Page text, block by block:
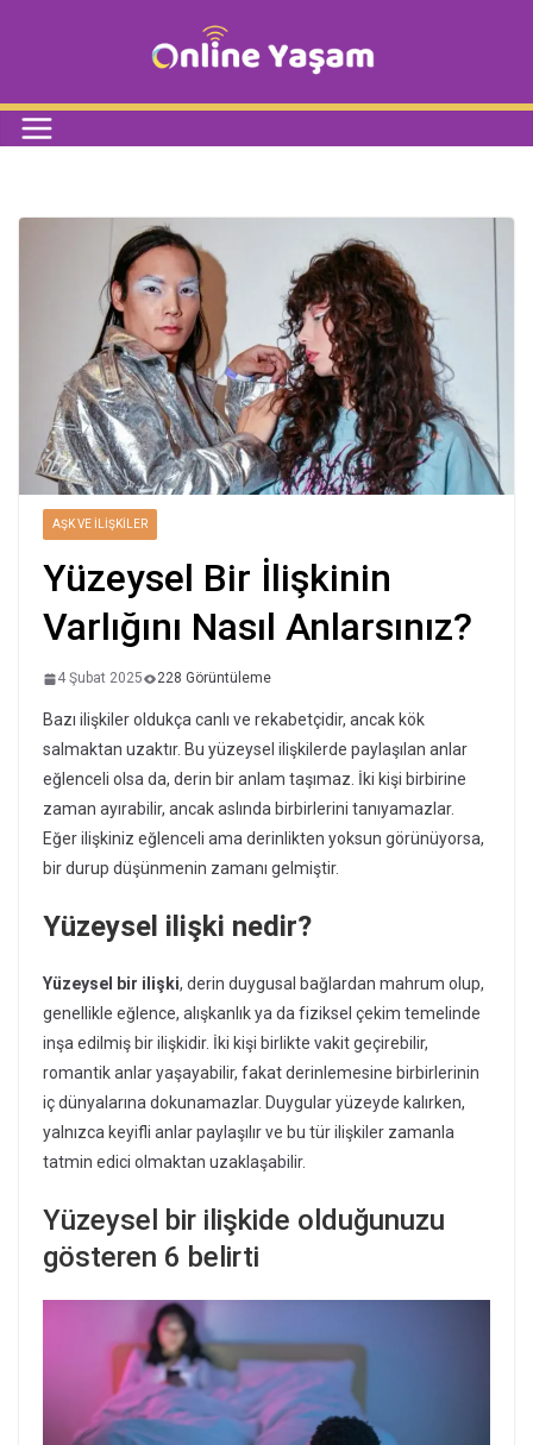
AŞK VE İLIŞKILER
Yüzeysel Bir İlişkinin
Varlığını Nasıl Anlarsınız?
4 Şubat 2025 228 Görüntüleme
Bazı ilişkiler oldukça canlı ve rekabetçidir, ancak kök
salmaktan uzaktır. Bu yüzeysel ilişkilerde paylaşılan anlar
eğlenceli olsa da, derin bir anlam taşımaz. İki kişi birbirine
zaman ayırabilir, ancak aslında birbirlerini tanıyamazlar.
Eğer ilişkiniz eğlenceli ama derinlikten yoksun görünüyorsa,
bir durup düşünmenin zamanı gelmiştir.
Yüzeysel ilişki nedir?
Yüzeysel bir ilişki, derin duygusal bağlardan mahrum olup,
genellikle eğlence, alışkanlık ya da fiziksel çekim temelinde
inşa edilmiş bir ilişkidir. İki kişi birlikte vakit geçirebilir,
romantik anlar yaşayabilir, fakat derinlemesine birbirlerinin
iç dünyalarına dokunamazlar. Duygular yüzeyde kalırken,
yalnızca keyifli anlar paylaşılır ve bu tür ilişkiler zamanla
tatmin edici olmaktan uzaklaşabilir.
Yüzeysel bir ilişkide olduğunuzu
gösteren 6 belirti